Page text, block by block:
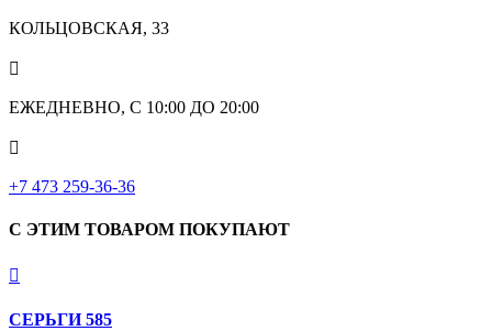
КОЛЬЦОВСКАЯ, 33

ЕЖЕДНЕВНО, С 10:00 ДО 20:00

‎+7 473 259-36-36
С ЭТИМ ТОВАРОМ ПОКУПАЮТ

СЕРЬГИ 585